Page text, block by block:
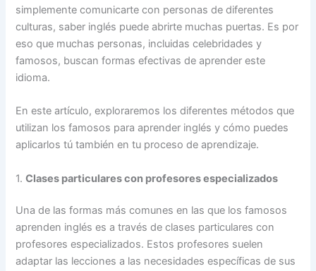
simplemente comunicarte con personas de diferentes
culturas, saber inglés puede abrirte muchas puertas. Es por
eso que muchas personas, incluidas celebridades y
famosos, buscan formas efectivas de aprender este
idioma.
En este artículo, exploraremos los diferentes métodos que
utilizan los famosos para aprender inglés y cómo puedes
aplicarlos tú también en tu proceso de aprendizaje.
1.Clases particulares con profesores especializados
Una de las formas más comunes en las que los famosos
aprenden inglés es a través de clases particulares con
profesores especializados. Estos profesores suelen
adaptar las lecciones a las necesidades específicas de sus